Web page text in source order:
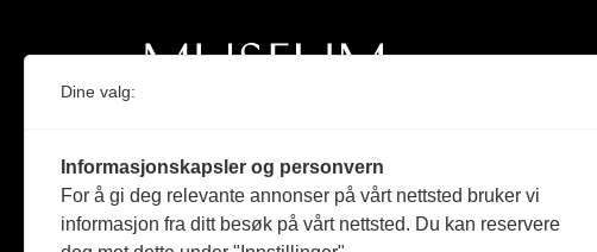
Medlem i Norsk tidsskriftforening og
Fagpressen
Dine valg:
Informasjonskapsler og personvern
For å gi deg relevante annonser på vårt nettsted bruker vi
informasjon fra ditt besøk på vårt nettsted. Du kan reservere